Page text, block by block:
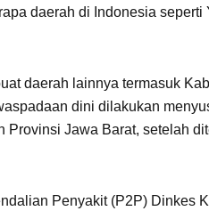
daerah di Indonesia seperti
daerah lainnya termasuk
dini dilakukan
Jawa Barat, setelah
Penyakit (P2P) Dinkes